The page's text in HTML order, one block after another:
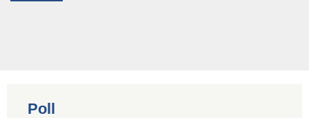
Poll